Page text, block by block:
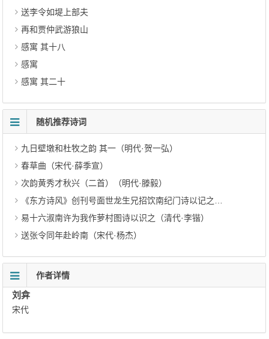
送李令如堤上部夫
再和贾仲武游狼山
感寓 其十八
感寓
感寓 其二十
随机推荐诗词
九日壁墩和杜牧之韵 其一（明代·贺一弘）
春草曲（宋代·薛季宣）
次韵黄秀才秋兴（二首）（明代·滕毅）
《东方诗风》创刊号面世龙生兄招饮南纪门诗以记之 其一（当代·陈仁德）
易十六淑南许为我作萝村图诗以识之（清代·李锴）
送张令同年赴岭南（宋代·杨杰）
作者详情
刘弇
宋代